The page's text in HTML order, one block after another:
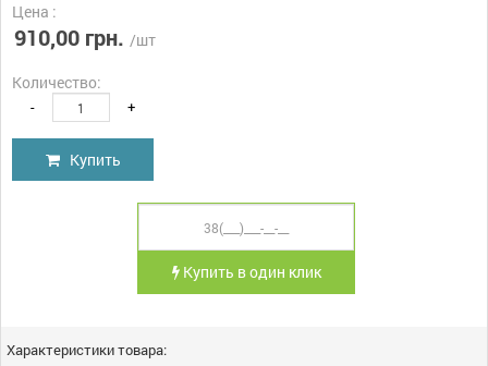
Цена :
910,00 грн. /шт
Количество:
- +
Купить
Купить в один клик
Характеристики товара: